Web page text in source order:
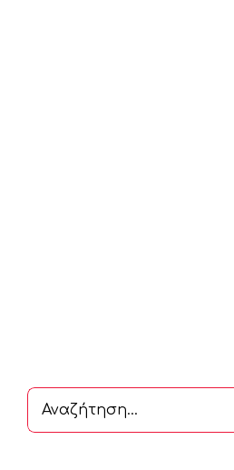
Αναζήτηση
...